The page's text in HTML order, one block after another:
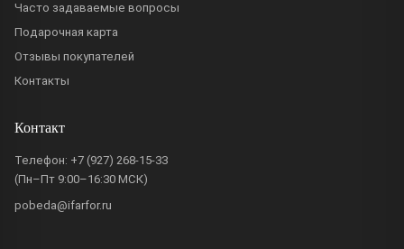
Часто задаваемые вопросы
Подарочная карта
Отзывы покупателей
Контакты
Контакт
Телефон: +7 (927) 268-15-33
(Пн–Пт 9:00–16:30 МСК)
pobeda@ifarfor.ru